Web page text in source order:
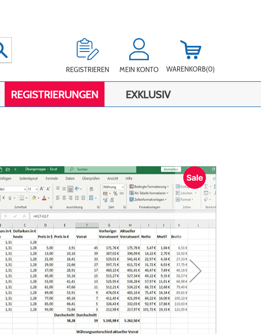
WARENKORB(0)
MEIN KONTO
REGISTRIEREN
REGISTRIERUNGEN EXKLUSIV
Sale